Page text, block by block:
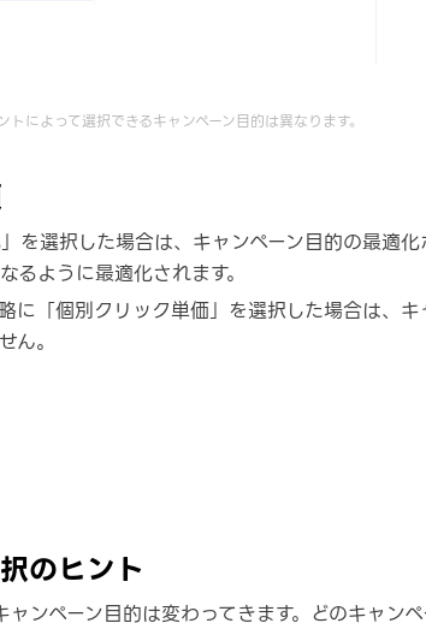
によって選択できるキャンペーン目的は異なります。
を選択した場合は、キャンペーン目的の最適化
るように最適化されます。
に「個別クリック単価」を選択した場合は、キ
ん。
のヒント
ンペーン目的は変わってきます。どのキャン